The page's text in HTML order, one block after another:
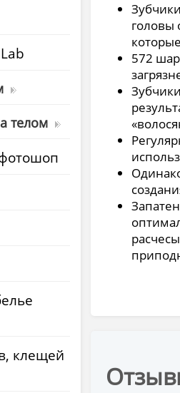
телом
клещей
головы
572